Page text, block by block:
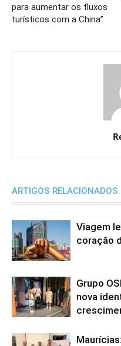
para aumentar os fluxos
turísticos com a China”
ARTIGOS RELACIONADOS
Viagem
coração
Grupo
nova